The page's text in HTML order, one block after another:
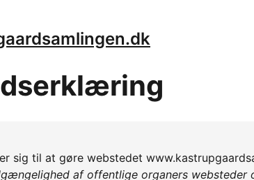
sig til at gøre webstedet
af offentlige organers websteder